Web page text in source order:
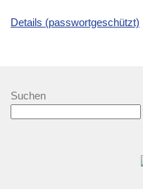
Details (passwortgeschützt)
Suchen